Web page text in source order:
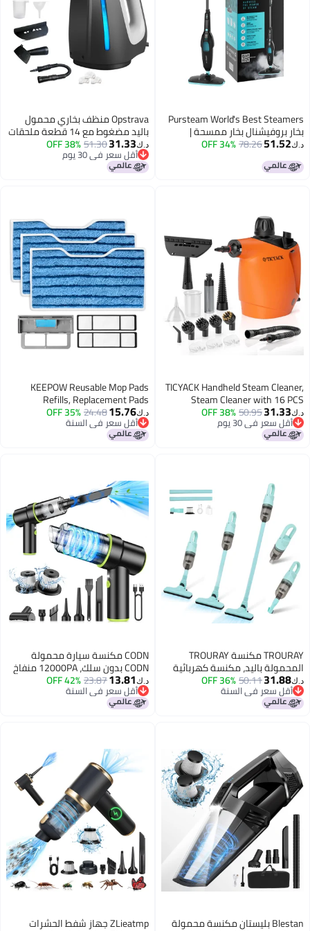
Pursteam World's Best
بروفيشنال بخار ممسحة |
أرضيات متعدد الأسطح
البلاط، اللامينيت والسجاد |
سريع، خفيف الوزن وتنظيف
78.26
34% OFF
Opstrava منظف بخاري محمول
باليد مضغوط مع 14 قطعة ملحقات
وقفل أمان، 1350W جهاز بخاري
متعدد الاستخدامات للتنظيف،
منظف بخاري محمول للمنزل،
31.33
51.30
38% OFF
أقل سعر في 30 يوم
أقل سعر في 30 يوم
TICYACK Handheld Steam
Steam Cleaner with 16
Accessory & Safety
Capacity, Multi-Surface
Cleaning for Home, Car,
50.95
38% OFF
سعر في 30 يوم
سعر في 30 يوم
KEEPOW Reusable Mop Pads
Refills, Replacement Pads
Compatible with Shark Vac Mop
VM252 VM200 VC205 VM250
/QM250 VM190 VM200P12,
15.76
24.48
35% OFF
أقل سعر في السنة
أقل سعر في السنة
TROURAY مكنسة TROURAY
باليد، مكنسة كهربائية
فائقة الخفة محمولة
السيارة وشعر
50.11
36% OFF
سعر في السنة
سعر في السنة
CODN مكنسة سيارة محمولة
CODN بدون سلك، 12000PA منفاخ
هواء محمول مع فوهات متعددة
وضوء LED، مكنسة صغيرة قابلة
لإعادة الشحن للمنزل، السيارة،
13.81
23.87
42% OFF
أقل سعر في السنة
أقل سعر في السنة
Blestan بليستان مكنسة محمولة ZLieatmp جهاز شفط الحشرات